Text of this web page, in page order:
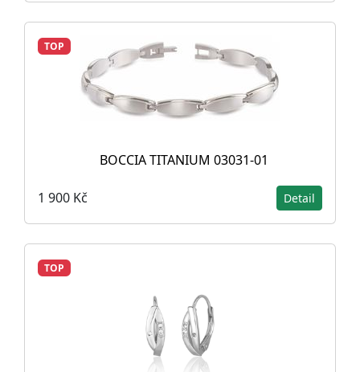
TOP
BOCCIA TITANIUM 03031-01
1 900 Kč Detail
TOP